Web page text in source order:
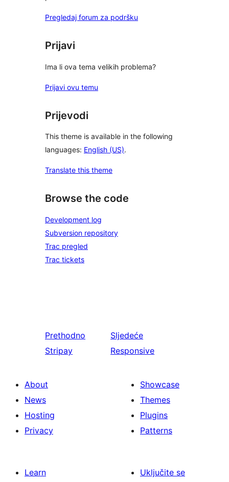
Pregledaj forum za podršku
Prijavi
Ima li ova tema velikih problema?
Prijavi ovu temu
Prijevodi
This theme is available in the following
languages: English (US).
Translate this theme
Browse the code
Development log
Subversion repository
Trac pregled
Trac tickets
Prethodno
Stripay
Sljedeće
Responsive
About
News
Hosting
Privacy
Showcase
Themes
Plugins
Patterns
Learn
Uključite se